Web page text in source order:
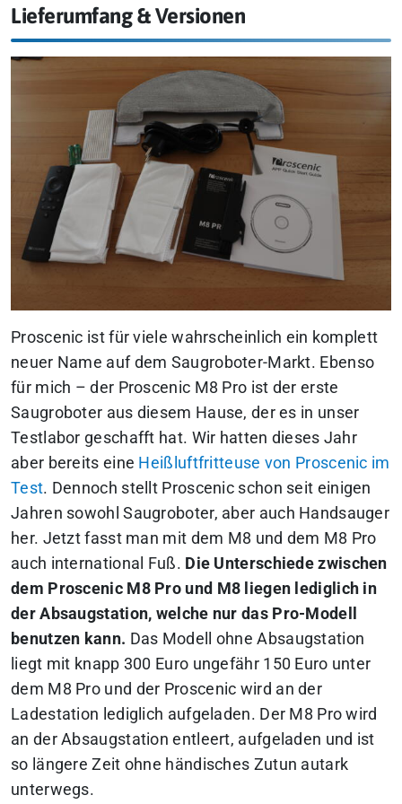
Lieferumfang & Versionen
Proscenic ist für viele wahrscheinlich ein komplett
neuer Name auf dem Saugroboter-Markt. Ebenso
für mich – der Proscenic M8 Pro ist der erste
Saugroboter aus diesem Hause, der es in unser
Testlabor geschafft hat. Wir hatten dieses Jahr
aber bereits eine Heißluftfritteuse von Proscenic im
Test. Dennoch stellt Proscenic schon seit einigen
Jahren sowohl Saugroboter, aber auch Handsauger
her. Jetzt fasst man mit dem M8 und dem M8 Pro
auch international Fuß. Die Unterschiede zwischen
dem Proscenic M8 Pro und M8 liegen lediglich in
der Absaugstation, welche nur das Pro-Modell
benutzen kann. Das Modell ohne Absaugstation
liegt mit knapp 300 Euro ungefähr 150 Euro unter
dem M8 Pro und der Proscenic wird an der
Ladestation lediglich aufgeladen. Der M8 Pro wird
an der Absaugstation entleert, aufgeladen und ist
so längere Zeit ohne händisches Zutun autark
unterwegs.